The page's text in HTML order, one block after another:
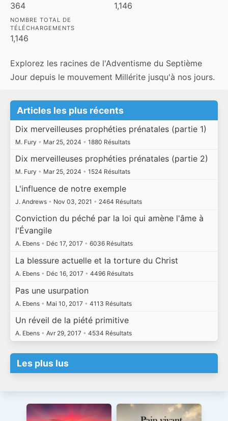
364 1,146
NOMBRE TOTAL DE
TÉLÉCHARGEMENTS
1,146
Explorez les racines de l'Adventisme du Septième
Jour depuis le mouvement Millérite jusqu'à nos jours.
Articles les plus récents
Dix merveilleuses prophéties prénatales (partie 1)
M. Fury • Mar 25, 2024 • 1880 Résultats
Dix merveilleuses prophéties prénatales (partie 2)
M. Fury • Mar 25, 2024 • 1524 Résultats
L'influence de notre exemple
J. Andrews • Nov 03, 2021 • 2464 Résultats
Conviction du péché par la loi qui amène l'âme à
l'Évangile
A. Ebens • Déc 17, 2017 • 6036 Résultats
La blessure actuelle et la torture du Christ
A. Ebens • Déc 16, 2017 • 4496 Résultats
Pas une usurpation
A. Ebens • Mai 10, 2017 • 4113 Résultats
Un réveil de la piété primitive
A. Ebens • Avr 29, 2017 • 4534 Résultats
Les plus lus